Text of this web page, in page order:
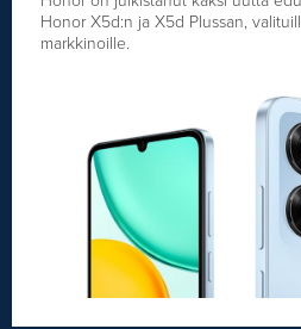
Honor X5d:n ja X5d Plussan,
markkinoille.